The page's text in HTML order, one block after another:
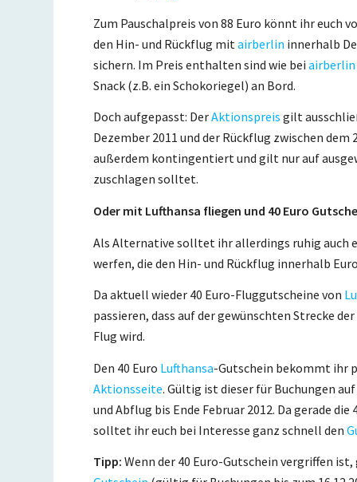
Zum Pauschalpreis von 88 Euro könnt ihr euch
den Hin- und Rückflug mitairberlin innerhalb
sichern. Im Preis enthalten sind wie beiairberlin
Snack (z.B. ein Schokoriegel) an Bord.
Doch aufgepasst: DerAktionspreis gilt
Dezember 2011 und der Rückflug zwischen
außerdem kontingentiert und gilt nur auf
zuschlagen solltet.
Oder mit Lufthansa fliegen und 40 Euro
Als Alternative solltet ihr allerdings ruhig auch
werfen, die den Hin- und Rückflug innerhalb
Da aktuell wieder 40 Euro-Fluggutscheine von
passieren, dass auf der gewünschten Strecke
Flug wird.
Den 40 Euro Lufthansa-Gutschein bekommt ihr
Aktionsseite. Gültig ist dieser für Buchungen
und Abflug bis Ende Februar 2012. Da gerade
solltet ihr euch bei Interesse ganz schnell den
Tipp: Wenn der 40 Euro-Gutschein vergriffen